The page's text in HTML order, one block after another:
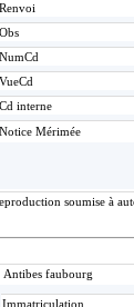
Renvoi
Obs
NumCd
VueCd
Cd interne
Notice Mérimée
soumise à
faubourg
Immatriculation